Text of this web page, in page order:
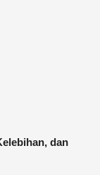
dan